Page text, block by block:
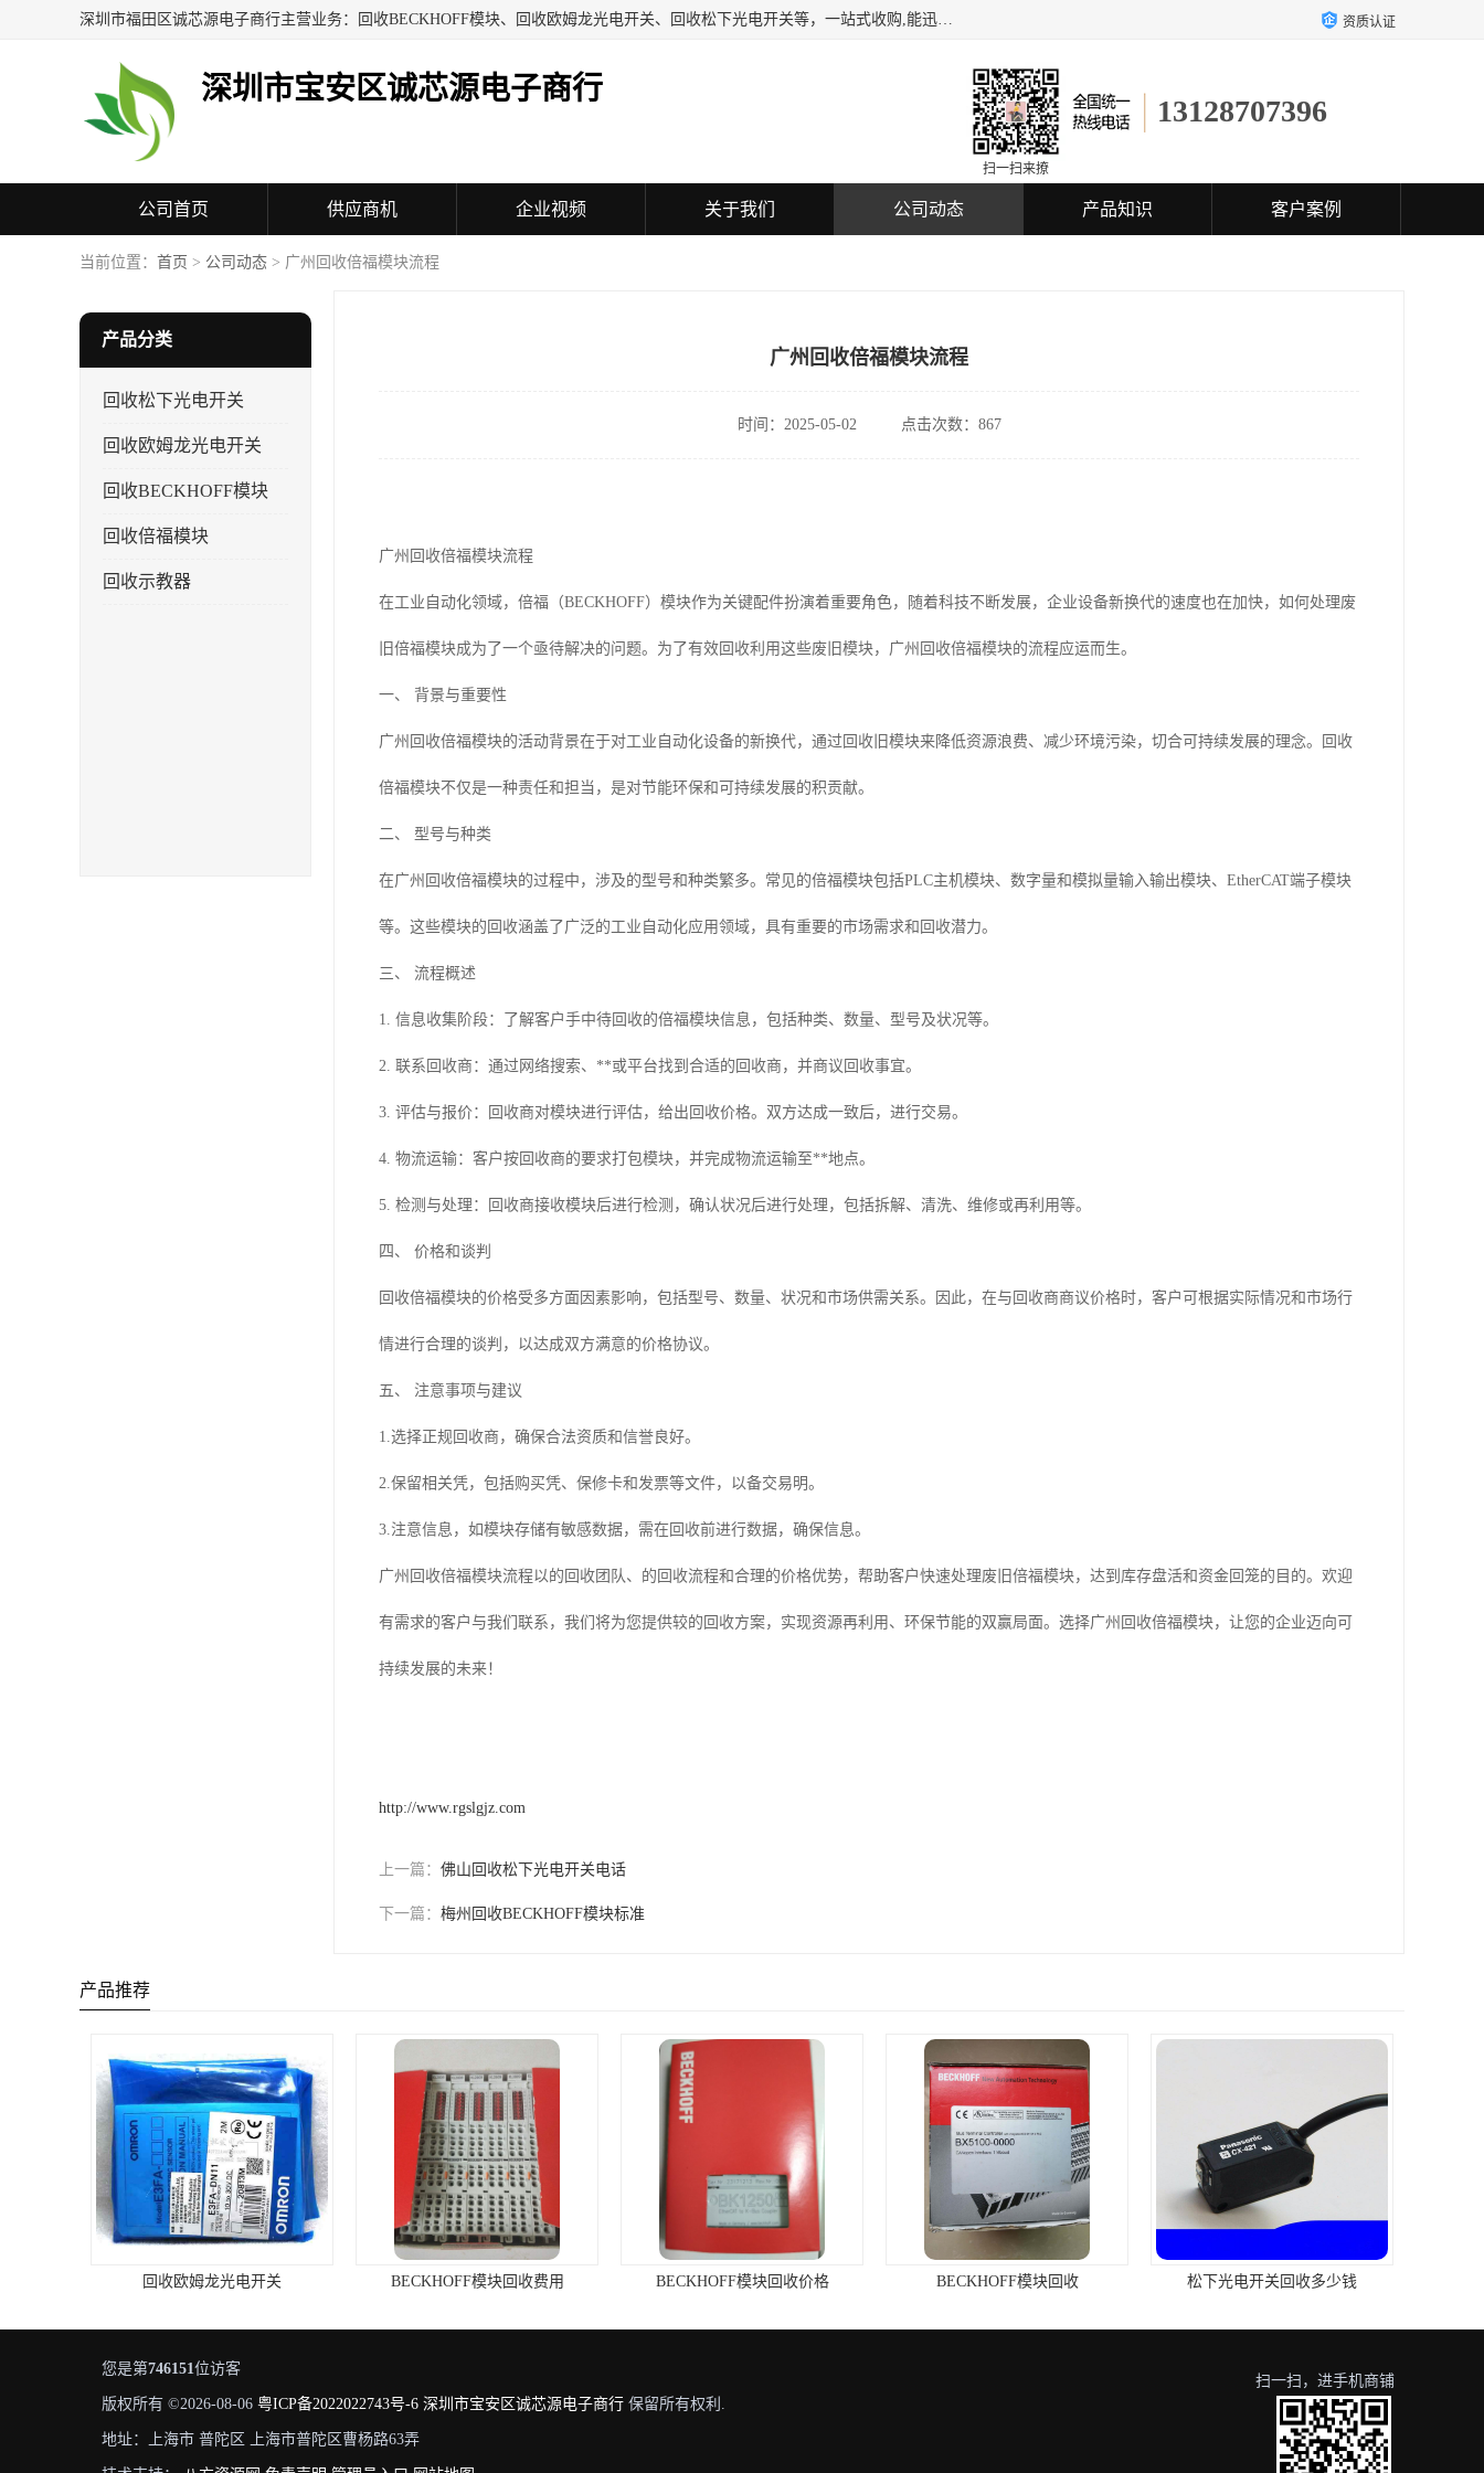
深圳市福田区诚芯源电子商行主营业务：回收BECKHOFF模块、回收欧姆龙光电开关、回收松下光电开关等，一站式收购,能迅速便捷为客户消化库存、减少仓储、回笼资金，我们交易灵活方便，现金支付，价格优势合理，热情欢迎有库存需要处理的客户。 资质认证
深圳市宝安区诚芯源电子商行
13128707396
扫一扫来撩
公司首页 供应商机 企业视频 关于我们 公司动态 产品知识 客户案例
联系方式
当前位置： 首页 > 公司动态 > 广州回收倍福模块流程
产品分类
回收松下光电开关
回收欧姆龙光电开关
回收BECKHOFF模块
回收倍福模块
回收示教器
广州回收倍福模块流程
时间：2025-05-02 点击次数：867
广州回收倍福模块流程
在工业自动化领域，倍福（BECKHOFF）模块作为关键配件扮演着重要角色，随着科技不断发展，企业设备新换代的速度也在加快，如何处理废
旧倍福模块成为了一个亟待解决的问题。为了有效回收利用这些废旧模块，广州回收倍福模块的流程应运而生。
一、 背景与重要性
广州回收倍福模块的活动背景在于对工业自动化设备的新换代，通过回收旧模块来降低资源浪费、减少环境污染，切合可持续发展的理念。回收
倍福模块不仅是一种责任和担当，是对节能环保和可持续发展的积贡献。
二、 型号与种类
在广州回收倍福模块的过程中，涉及的型号和种类繁多。常见的倍福模块包括PLC主机模块、数字量和模拟量输入输出模块、EtherCAT端子模块
等。这些模块的回收涵盖了广泛的工业自动化应用领域，具有重要的市场需求和回收潜力。
三、 流程概述
1. 信息收集阶段：了解客户手中待回收的倍福模块信息，包括种类、数量、型号及状况等。
2. 联系回收商：通过网络搜索、**或平台找到合适的回收商，并商议回收事宜。
3. 评估与报价：回收商对模块进行评估，给出回收价格。双方达成一致后，进行交易。
4. 物流运输：客户按回收商的要求打包模块，并完成物流运输至**地点。
5. 检测与处理：回收商接收模块后进行检测，确认状况后进行处理，包括拆解、清洗、维修或再利用等。
四、 价格和谈判
回收倍福模块的价格受多方面因素影响，包括型号、数量、状况和市场供需关系。因此，在与回收商商议价格时，客户可根据实际情况和市场行
情进行合理的谈判，以达成双方满意的价格协议。
五、 注意事项与建议
1.选择正规回收商，确保合法资质和信誉良好。
2.保留相关凭，包括购买凭、保修卡和发票等文件，以备交易明。
3.注意信息，如模块存储有敏感数据，需在回收前进行数据，确保信息。
广州回收倍福模块流程以的回收团队、的回收流程和合理的价格优势，帮助客户快速处理废旧倍福模块，达到库存盘活和资金回笼的目的。欢迎
有需求的客户与我们联系，我们将为您提供较的回收方案，实现资源再利用、环保节能的双赢局面。选择广州回收倍福模块，让您的企业迈向可
持续发展的未来！
http://www.rgslgjz.com
上一篇： 佛山回收松下光电开关电话
下一篇： 梅州回收BECKHOFF模块标准
产品推荐
回收欧姆龙光电开关 BECKHOFF模块回收费用 BECKHOFF模块回收价格 BECKHOFF模块回收 松下光电开关回收多少钱
您是第746151位访客
版权所有 ©2026-08-06 粤ICP备2022022743号-6 深圳市宝安区诚芯源电子商行 保留所有权利.
地址：上海市 普陀区 上海市普陀区曹杨路63弄
扫一扫，进手机商铺